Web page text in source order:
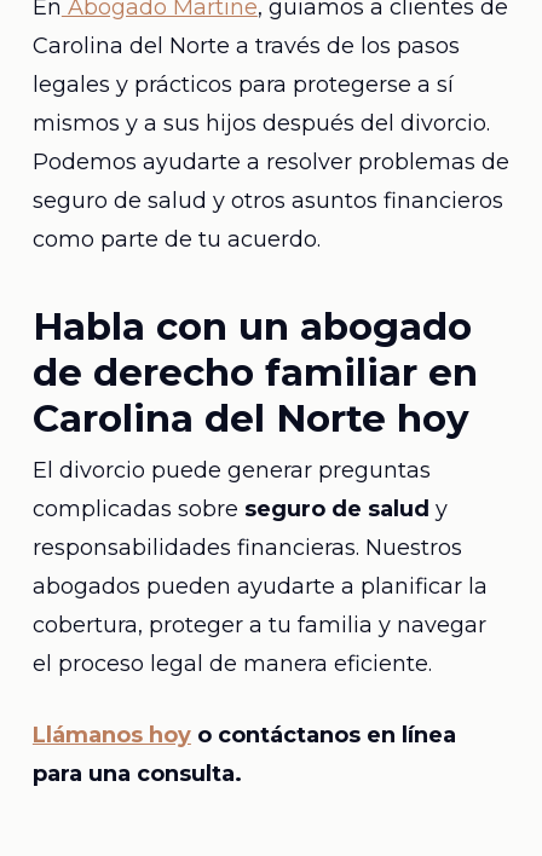
En Abogado Martine, guiamos a clientes de
Carolina del Norte a través de los pasos
legales y prácticos para protegerse a sí
mismos y a sus hijos después del divorcio.
Podemos ayudarte a resolver problemas de
seguro de salud y otros asuntos financieros
como parte de tu acuerdo.
Habla con un abogado
de derecho familiar en
Carolina del Norte hoy
El divorcio puede generar preguntas
complicadas sobre seguro de salud y
responsabilidades financieras. Nuestros
abogados pueden ayudarte a planificar la
cobertura, proteger a tu familia y navegar
el proceso legal de manera eficiente.
Llámanos hoyo contáctanos en línea
para una consulta.